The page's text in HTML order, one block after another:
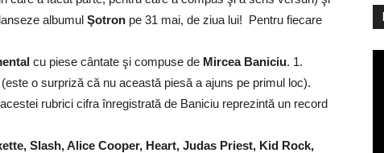
albumul Şotron pe 31 mai, de ziua lui! Pentru fiecare
cu piese cântate şi compuse de Mircea Baniciu. 1.
o surpriză că nu această piesă a ajuns pe primul loc).
rubrici cifra înregistrată de Baniciu reprezintă un record
Slash, Alice Cooper, Heart, Judas Priest, Kid Rock,